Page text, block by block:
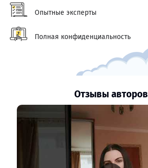
Опытные эксперты
Полная конфиденциальность
Отзывы авторов